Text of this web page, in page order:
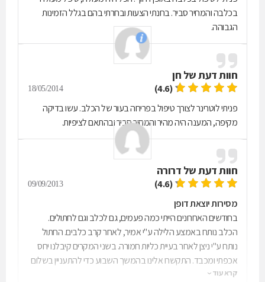
בכלבה והמחיר סביר. בחנתי הצעות ובחרתי בהם בגלל הזמינות
הגבוהה.
חוות דעת של חן
(4.6)
18/05/2014
פניתי לוטרינר לצורך טיפול בפריחה בעור של הכלב. עשו בדיקה
מקיפה, המענה היה מהיר והמחיר סביר ובהתאם לציפיות.
חוות דעת של דרורה
(4.6)
09/09/2013
מסירות יוצאת דופן
בחודשים האחרונים הייתי כמה פעמים, גם לכלב וגם לחתולים.
הכלב נותח באמצע הלילה ע"י אמיר, לאחר קרב כלבים. החתול
נותח ע"י ניצן לאחר בעיית כליות חמורה. בשני המקרים קיבלנו יחס
אכפתי ומכבד. התקשרו אלינו בהמשך השבוע כדי להתעניין בשלום
החיות. נתנו לנו מידע מקיף וברור להמשך הטיפול. כאחת שמכירה
קרא עוד